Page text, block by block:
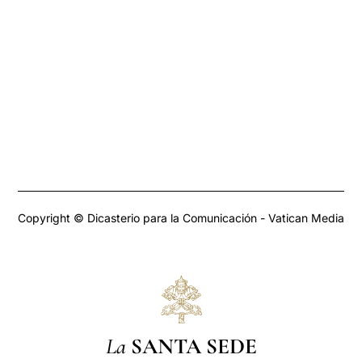
Copyright © Dicasterio para la Comunicación - Vatican Media
La SANTA SEDE